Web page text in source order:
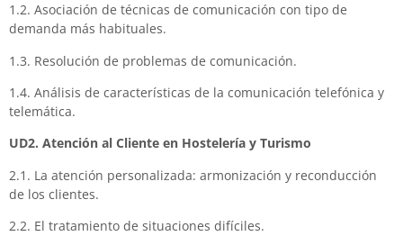
1.2. Asociación de técnicas de comunicación con tipo de
demanda más habituales.
1.3. Resolución de problemas de comunicación.
1.4. Análisis de características de la comunicación telefónica y
telemática.
UD2. Atención al Cliente en Hostelería y Turismo
2.1. La atención personalizada: armonización y reconducción
de los clientes.
2.2. El tratamiento de situaciones difíciles.